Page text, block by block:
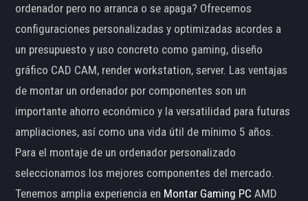
ordenador pero no arranca o se apaga? Ofrecemos
configuraciones personalizadas y optimizadas acordes a
un presupuesto y uso concreto como gaming, diseño
gráfico CAD CAM, render workstation, server. Las ventajas
de montar un ordenador por componentes son un
importante ahorro económico y la versatilidad para futuras
ampliaciones, así como una vida útil de mínimo 5 años.
Para el montaje de un ordenador personalizado
seleccionamos los mejores componentes del mercado.
Tenemos amplia experiencia en Montar Gaming PC AMD